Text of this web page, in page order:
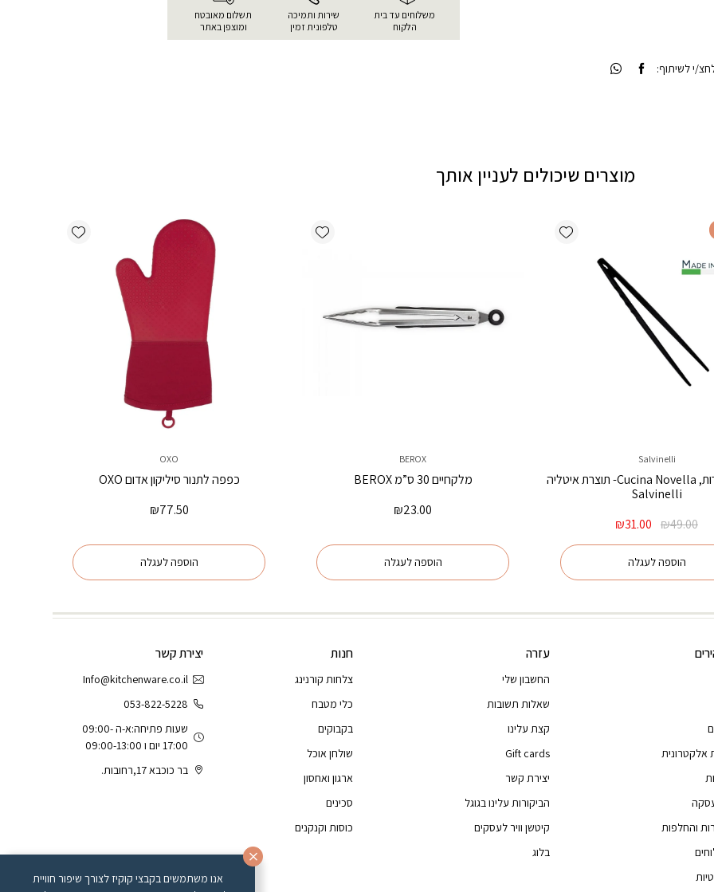
משלוחים עד בית
הלקוח
שירות ותמיכה
טלפונית זמין
תשלום מאובטח
ומוצפן באתר
י לשיתוף:
מוצרים שיכולים לעניין אותך
Add wishlist
Salvinelli
מלקחיים צרות, Cucina Novella- תוצרת איטליה
Salvinelli
₪49.00
המחיר
₪49.00.
₪31.00
הוספה לעגלה
Add wishlist
BEROX
מלקחיים 30 ס”מ BEROX
₪23.00
הוספה לעגלה
Add wishlist
OXO
כפפה לתנור סיליקון אדום OXO
₪77.50
הוספה לעגלה
אלקטרונית
והחלפות
עזרה
החשבון שלי
שאלות תשובות
קצת עלינו
Gift cards
יצירת קשר
הביקורות עלינו בגוגל
קיטשן וויר לעסקים
בלוג
חנות
צלחות קורנינג
כלי מטבח
בקבוקים
שולחן אוכל
ארגון ואחסון
סכינים
כוסות וקנקנים
יצירת קשר
Info@kitchenware.co.il
053-822-5228
שעות פתיחה:א-ה 09:00-
17:00 יום ו 09:00-13:00
בר כוכבא 17,רחובות.
אנו משתמשים בקבצי קוקיז לצורך שיפור חוויית